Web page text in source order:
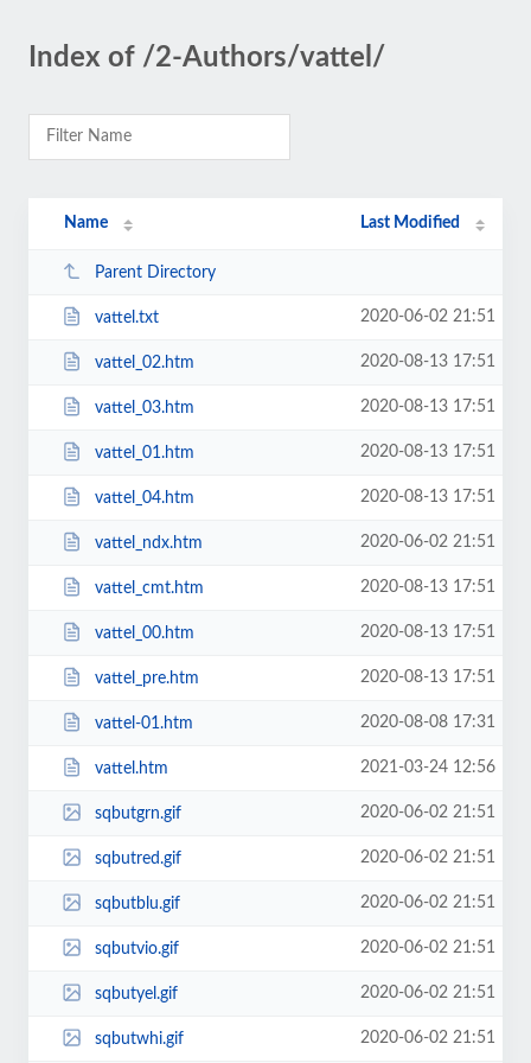
Index of /2-Authors/vattel/
Name Last Modified
Parent Directory
vattel.txt 2020-06-02 21:51
vattel_02.htm 2020-08-13 17:51
vattel_03.htm 2020-08-13 17:51
vattel_01.htm 2020-08-13 17:51
vattel_04.htm 2020-08-13 17:51
vattel_ndx.htm 2020-06-02 21:51
vattel_cmt.htm 2020-08-13 17:51
vattel_00.htm 2020-08-13 17:51
vattel_pre.htm 2020-08-13 17:51
vattel-01.htm 2020-08-08 17:31
vattel.htm 2021-03-24 12:56
sqbutgrn.gif 2020-06-02 21:51
sqbutred.gif 2020-06-02 21:51
sqbutblu.gif 2020-06-02 21:51
sqbutvio.gif 2020-06-02 21:51
sqbutyel.gif 2020-06-02 21:51
sqbutwhi.gif 2020-06-02 21:51